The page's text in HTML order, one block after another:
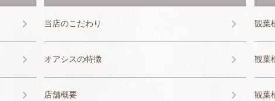
当店のこだわり
オアシスの特徴
店舗概要
観葉
観葉
観葉